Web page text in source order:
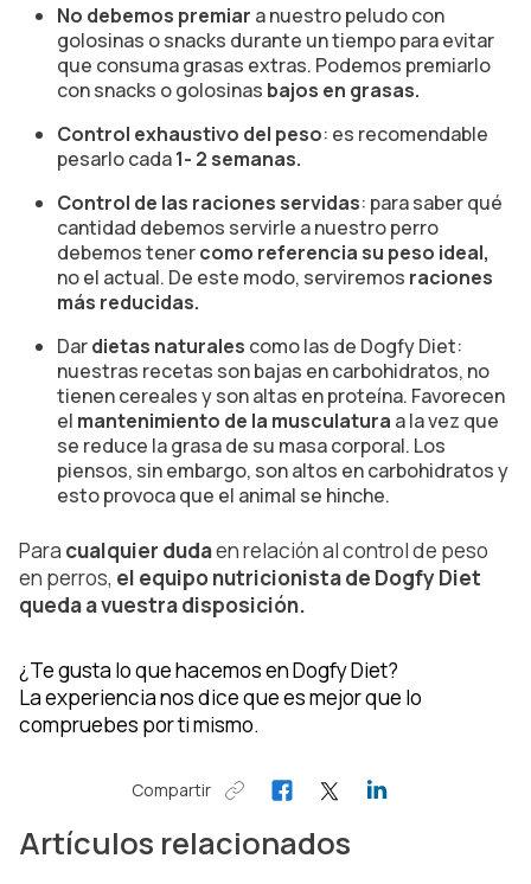
No debemos premiar a nuestro peludo con
golosinas o snacks durante un tiempo para evitar
que consuma grasas extras. Podemos premiarlo
con snacks o golosinas bajos en grasas.
Control exhaustivo del peso: es recomendable
pesarlo cada1- 2 semanas.
Control de las raciones servidas: para saber qué
cantidad debemos servirle a nuestro perro
debemos tenercomo referencia su peso ideal,
no el actual. De este modo, serviremos raciones
más reducidas.
Dardietas naturales como las de Dogfy Diet:
nuestras recetas son bajas en carbohidratos, no
tienen cereales y son altas en proteína. Favorecen
el mantenimiento de la musculatura a la vez que
se reduce la grasa de su masa corporal. Los
piensos, sin embargo, son altos en carbohidratos y
esto provoca que el animal se hinche.
Para cualquier dudaen relación al control de peso
en perros, el equipo nutricionista de Dogfy Diet
queda a vuestra disposición.
¿Te gusta lo que hacemos en Dogfy Diet?
La experiencia nos dice que es mejor que lo
compruebes por ti mismo.
Compartir
Artículos relacionados